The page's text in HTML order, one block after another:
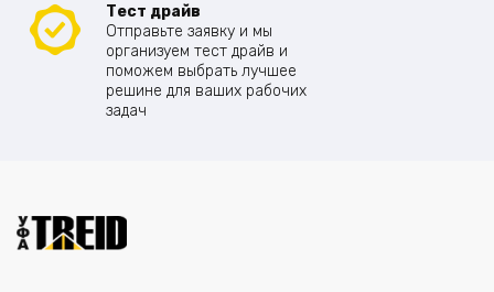
Тест драйв
Отправьте заявку и мы
организуем тест драйв и
поможем выбрать лучшее
решине для ваших рабочих
задач